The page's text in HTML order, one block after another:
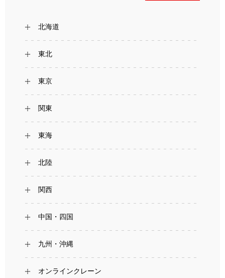
北海道
東北
東京
関東
東海
北陸
関西
中国・四国
九州・沖縄
オンラインクレーン